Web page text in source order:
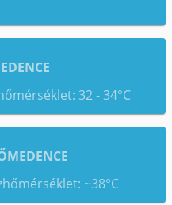
32 - 34°C
~38°C